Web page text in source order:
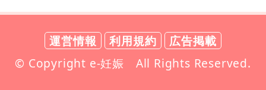
運営情報 利用規約
広告掲載
© Copyright e-妊娠 All Rights Reserved.